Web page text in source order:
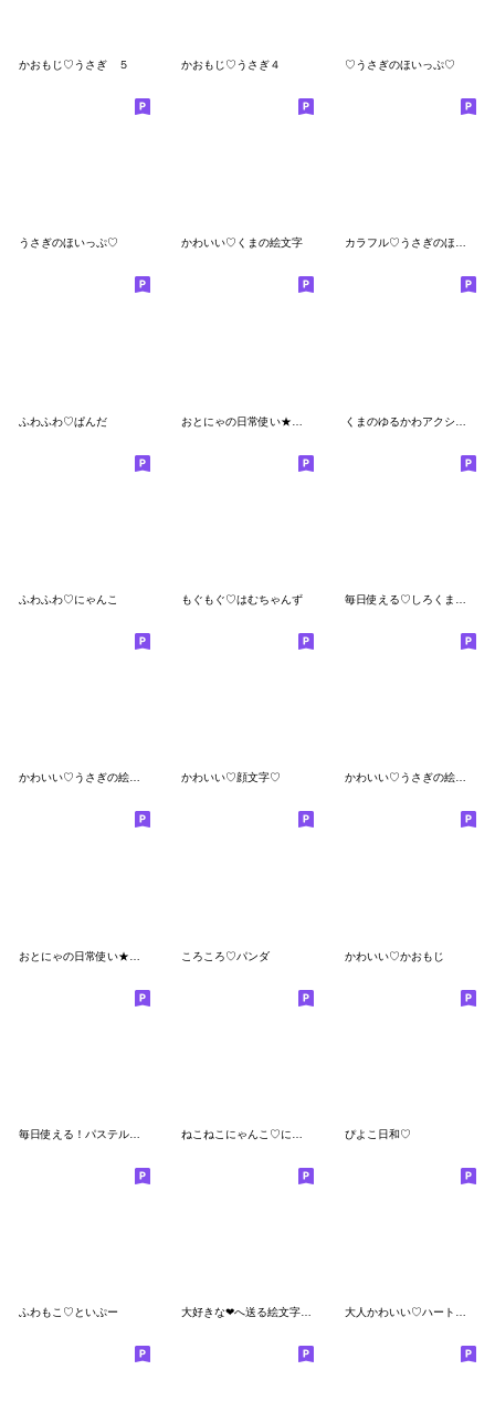
かおもじ♡うさぎ ５ かおもじ♡うさぎ４ ♡うさぎのほいっぷ♡
うさぎのほいっぷ♡ かわいい♡くまの絵文字 カラフル♡うさぎのほいっぷ
ふわふわ♡ぱんだ
ふわふわ♡にゃんこ もぐもぐ♡はむちゃんず
かわいい♡うさぎの絵文字 かわいい♡顔文字♡ かわいい♡うさぎの絵文字２
ころころ♡パンダ かわいい♡かおもじ
ぴよこ日和♡
ふわもこ♡といぷー 大好きな❤へ送る絵文字❤毎日ラブラブ 大人かわいい♡ハートと女の子